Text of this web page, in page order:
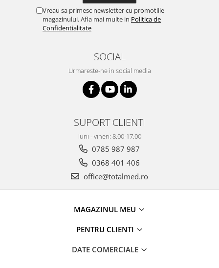
Teste Cromatice
Tonometre
Vreau sa primesc newsletter cu promotiile
magazinului. Afla mai multe in Politica de
Confidentialitate
SOCIAL
Urmareste-ne in social media
SUPORT CLIENTI
luni - vineri: 8.00-17.00
0785 987 987
0368 401 406
office@totalmed.ro
MAGAZINUL MEU
PENTRU CLIENTI
DATE COMERCIALE